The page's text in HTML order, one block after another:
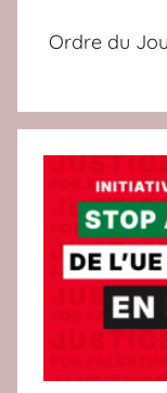
Ordre du